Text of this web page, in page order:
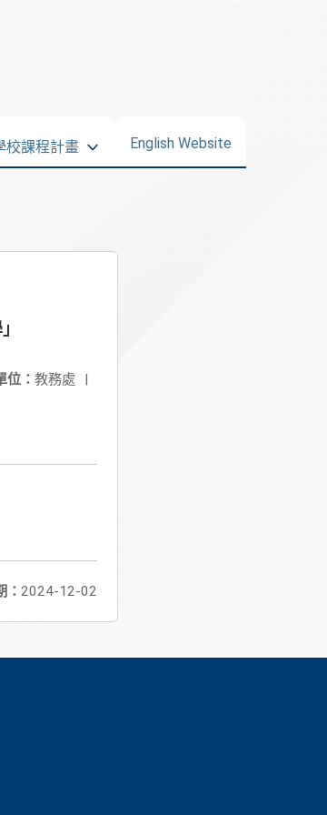
校課程計畫 English Website
位： 教務處 |
： 2024-12-02